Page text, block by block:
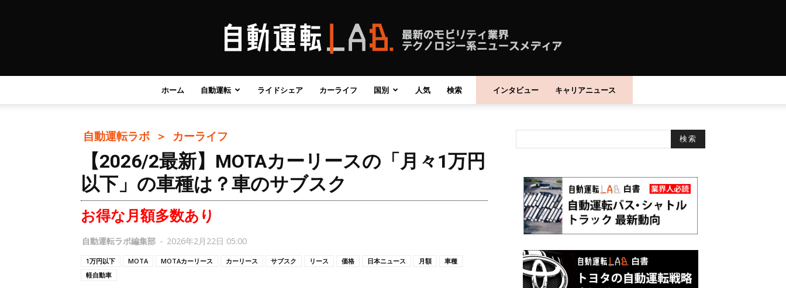
自
動
ホーム 自動運転 ライドシェア カーライフ 国別 人気 検索 インタビュー キャリアニュース
自動運転ラボ ＞ カーライフ
【2026/2最新】MOTAカーリースの「月々1万円
以下」の車種は？車のサブスク
お得な月額多数あり
自動運転ラボ編集部 - 2026年2月22日 05:00
1万円以下 MOTA MOTAカーリース カーリース サブスク リース 価格 日本ニュース 月額
車種
軽自動車